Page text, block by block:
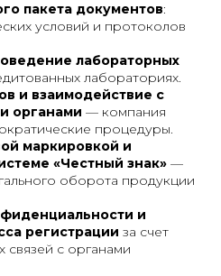
пакета документов:
условий и протоколов
лабораторных
лабораториях.
и взаимодействие с
органами — компания
процедуры.
маркировкой и
«Честный знак» —
оборота продукции
и
регистрации за счет
связей с органами